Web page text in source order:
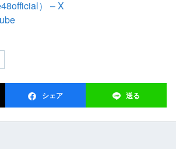
） – X
シェア 送る